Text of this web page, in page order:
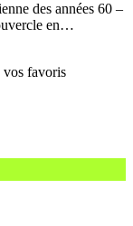
des années 60 –
en…